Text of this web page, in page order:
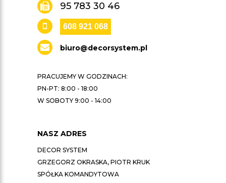
95 783 30 46
608 921 068
biuro@decorsystem.pl
PRACUJEMY W GODZINACH:
PN-PT: 8:00 - 18:00
W SOBOTY 9:00 - 14:00
NASZ ADRES
DECOR SYSTEM
GRZEGORZ OKRASKA, PIOTR KRUK
SPÓŁKA KOMANDYTOWA